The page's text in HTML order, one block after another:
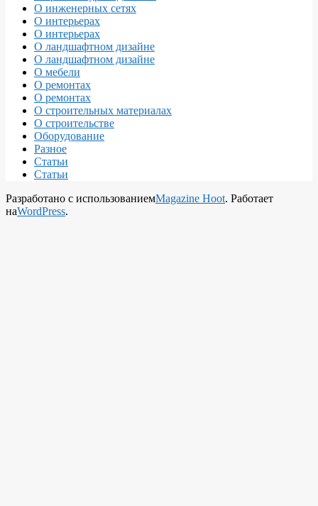
О инженерных сетях
О интерьерах
О интерьерах
О ландшафтном дизайне
О ландшафтном дизайне
О мебели
О ремонтах
О ремонтах
О строительных материалах
О строительстве
Оборудование
Разное
Статьи
Статьи
Разработано с использованиемMagazine Hoot. Работает
наWordPress.